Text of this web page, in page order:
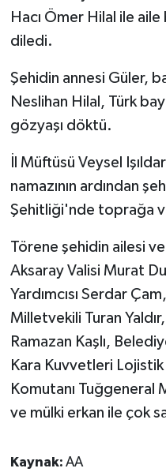
Hacı Ömer Hilal ile
diledi.
Şehidin annesi Güler,
Neslihan Hilal, Türk
gözyaşı döktü.
İl Müftüsü Veysel
namazının ardından
Şehitliği'nde toprağa
Törene şehidin ailesi ve
Aksaray Valisi Murat
Yardımcısı Serdar
Milletvekili Turan
Ramazan Kaşlı,
Kara Kuvvetleri
Komutanı Tuğgeneral
ve mülki erkan ile çok
Kaynak: AA